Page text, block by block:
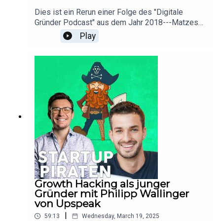
SchneeklothLinkedinTwitteralex@getcaya.com
Dies ist ein Rerun einer Folge des "Digitale
Gründer Podcast" aus dem Jahr 2018---Matzes
Startup Karriere dreht sich rund um das Thema
Ernährung und Selbstoptimierung. Wie auch ihr in
diesem Feld weiter kommt, erfahrt ihr in dieser
Folge.Matze SchedelLinkedinEmailInstagram
Play
Growth Hacking als junger
Gründer mit Philipp Wallinger
von Upspeak
59:13 Wednesday, March 19, 2025